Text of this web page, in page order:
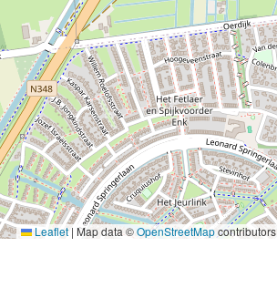
Leaflet | Map data ©OpenStreetMapcontributors